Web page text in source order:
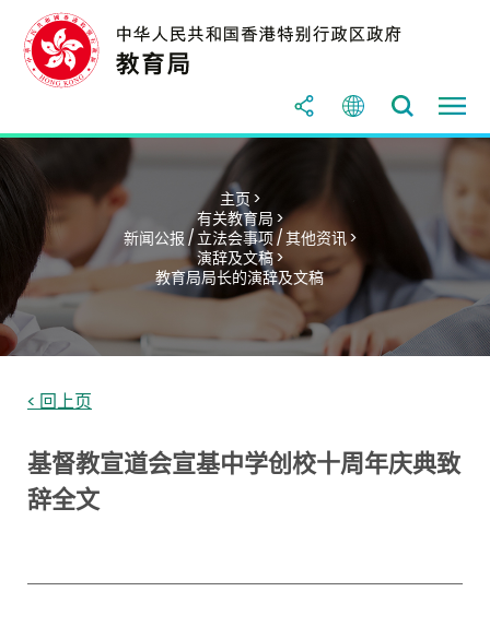
主页 >
有关教育局 >
新闻公报 / 立法会事项 / 其他资讯 >
演辞及文稿 >
教育局局长的演辞及文稿
< 回上页
基督教宣道会宣基中学创校十周年庆典致
辞全文